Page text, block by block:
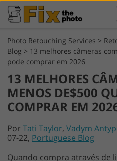
Photo Retouching Services >
Blog > 13 melhores câmeras
pode comprar em 2026
13 MELHORES
MENOS DE$500
COMPRAR EM
Por Tati Taylor, Vadym
07-22, Portuguese Blog
Quando compra através de